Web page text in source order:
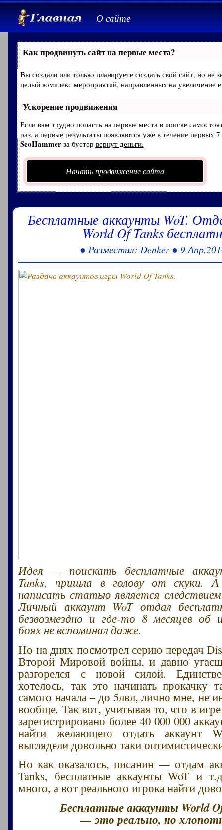
О сайте
Как продвинуть сайт на первые места?
Вы создали или только планируете создать свой сайт, но не
целый комплекс мероприятий, направленных на
Ускорение продвижения
Если вам трудно попасть на первые места в поиске
раз, а первые результаты появляются уже в течение первых
SeoHammerза бустер вернут деньги.
Начать продвижение сайта
Бесплатные аккаунты WoT.
World Of Tanks
● Разместил: Denker ● 9
Идея — поискать бесплатные
Tanks, пришла в голову от скуки.
написать статью является
Личный аккаунт WoT отдал
безвозмездно и где-то 8 месяцев об
боях не вспоминал даже.
Но на днях посмотрел серию передач
Второй Мировой войны, и давно
разгорелся с новой силой.
хотелось, так это начинать прокачку
самого начала – до 5лвл, лично мне, не
вообще. Так вот, учитывая то, что в
зарегистрировано более 40 000 000
найти желающего отдать аккаунт
выглядели довольно таки
Но как оказалось, писанин — отдам
Tanks, бесплатные аккаунты WoT и
много, а вот реального игрока найти
Бесплатные аккаунты World
— это реально, но